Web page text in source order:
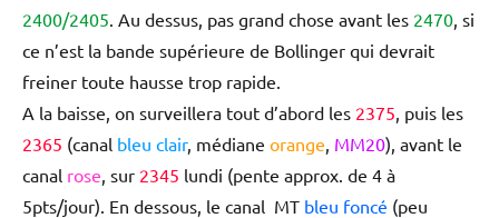
2400/2405 . Au dessus, pas grand chose avant les 2470 , si
ce n’est la bande supérieure de Bollinger qui devrait
freiner toute hausse trop rapide.
A la baisse, on surveillera tout d’abord les 2375 , puis les
2365 (canal bleu clair, médiane orange MM20), avant le
canal rose , sur 2345 lundi (pente approx. de 4 à
5pts/jour). En dessous, le canal MT bleu foncé (peu